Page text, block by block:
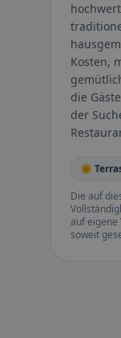
Kosten,
die
der
🌞
Die auf
auf eigene
soweit